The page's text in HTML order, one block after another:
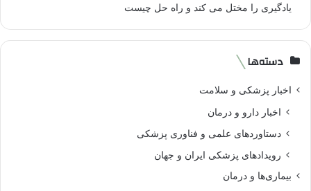
یادگیری را مختل می کند و راه حل چیست
دسته‌ها
اخبار پزشکی و سلامت
اخبار دارو و درمان
دستاوردهای علمی و فناوری پزشکی
رویدادهای پزشکی ایران و جهان
بیماری‌ها و درمان